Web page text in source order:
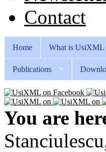
Contact
Home What is UsiXML
Publications
You are